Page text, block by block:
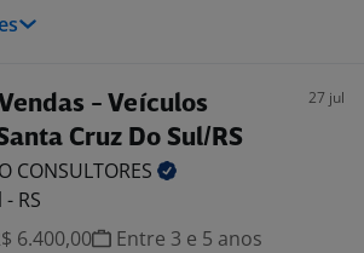
- Veículos
Cruz Do Sul/RS
27 jul
CONSULTORES
RS
6.400,00
Entre 3 e 5 anos